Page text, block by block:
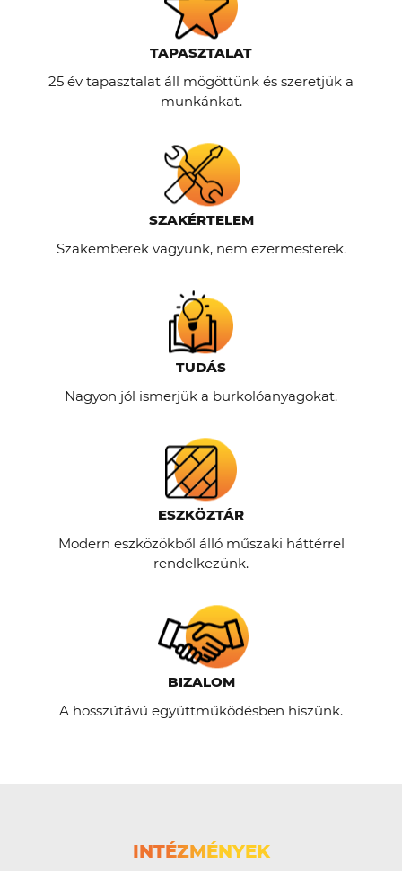
TAPASZTALAT
25 év tapasztalat áll mögöttünk és szeretjük a
munkánkat.
SZAKÉRTELEM
Szakemberek vagyunk, nem ezermesterek.
TUDÁS
Nagyon jól ismerjük a burkolóanyagokat.
ESZKÖZTÁR
Modern eszközökből álló műszaki háttérrel
rendelkezünk.
BIZALOM
A hosszútávú együttműködésben hiszünk.
INTÉZMÉNYEK